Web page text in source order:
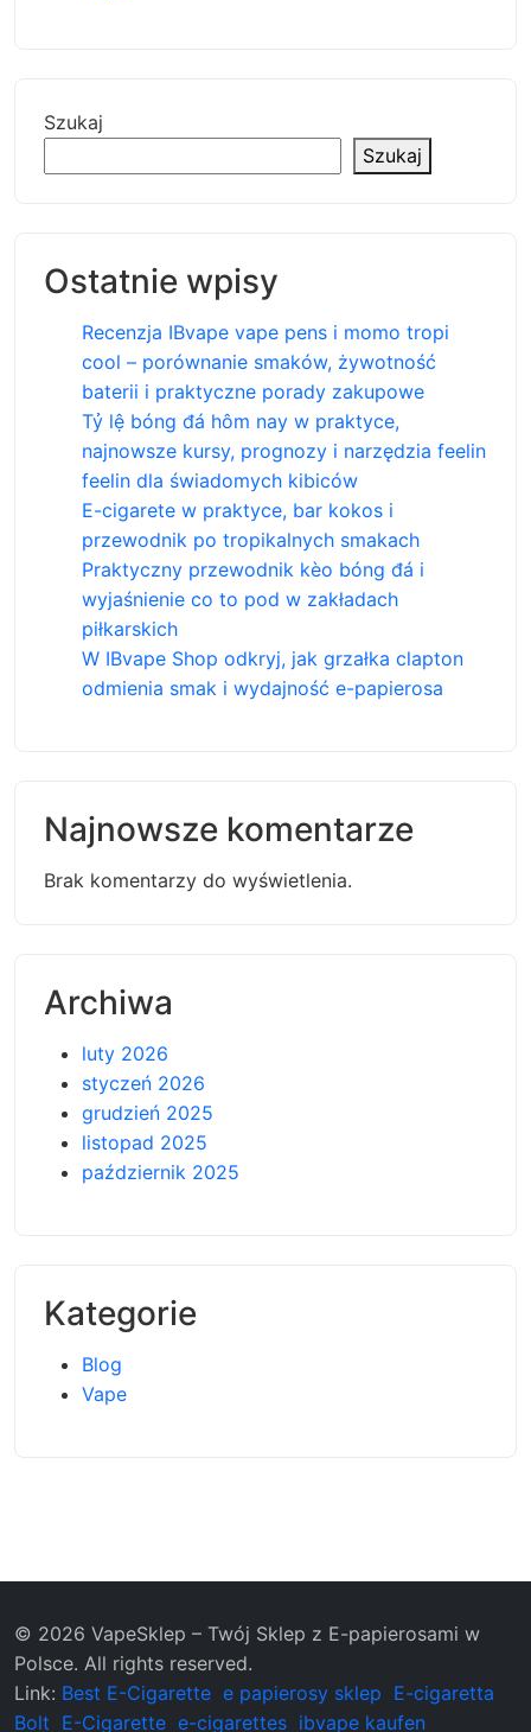
Szukaj
Szukaj
Ostatnie wpisy
Recenzja IBvape vape pens i momo tropi
cool – porównanie smaków, żywotność
baterii i praktyczne porady zakupowe
Tỷ lệ bóng đá hôm nay w praktyce,
najnowsze kursy, prognozy i narzędzia feelin
feelin dla świadomych kibiców
E-cigarete w praktyce, bar kokos i
przewodnik po tropikalnych smakach
Praktyczny przewodnik kèo bóng đá i
wyjaśnienie co to pod w zakładach
piłkarskich
W IBvape Shop odkryj, jak grzałka clapton
odmienia smak i wydajność e-papierosa
Najnowsze komentarze
Brak komentarzy do wyświetlenia.
Archiwa
luty 2026
styczeń 2026
grudzień 2025
listopad 2025
październik 2025
Kategorie
Blog
Vape
© 2026 VapeSklep – Twój Sklep z E-papierosami w
Polsce. All rights reserved.
Link: Best E-Cigarette e papierosy sklep E-cigaretta
Bolt E-Cigarette e-cigarettes ibvape kaufen